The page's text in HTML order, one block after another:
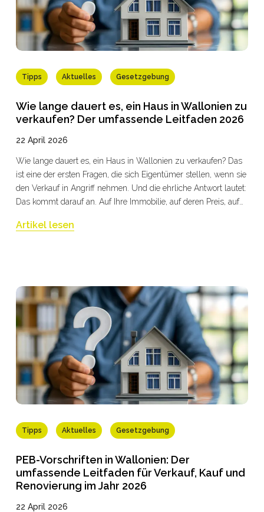
Tipps Aktuelles Gesetzgebung
Wie lange dauert es, ein Haus in Wallonien zu
verkaufen? Der umfassende Leitfaden 2026
22 April 2026
Wie lange dauert es, ein Haus in Wallonien zu verkaufen? Das
ist eine der ersten Fragen, die sich Eigentümer stellen, wenn sie
den Verkauf in Angriff nehmen. Und die ehrliche Antwort lautet:
Das kommt darauf an. Auf Ihre Immobilie, auf deren Preis, auf
für die Sie sich entscheiden.
Artikel lesen
Tipps Aktuelles Gesetzgebung
PEB-Vorschriften in Wallonien: Der
umfassende Leitfaden für Verkauf, Kauf und
Renovierung im Jahr 2026
22 April 2026